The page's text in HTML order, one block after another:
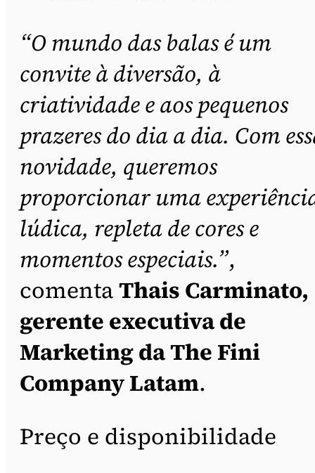
“O mundo das balas é um
convite à diversão, à
criatividade e aos pequenos
prazeres do dia a dia. Com
novidade, queremos
proporcionar uma
lúdica, repleta de cores e
momentos especiais.”,
comentaThais Carminato,
gerente executiva de
Marketing da The Fini
Company Latam.
Preço e disponibilidade